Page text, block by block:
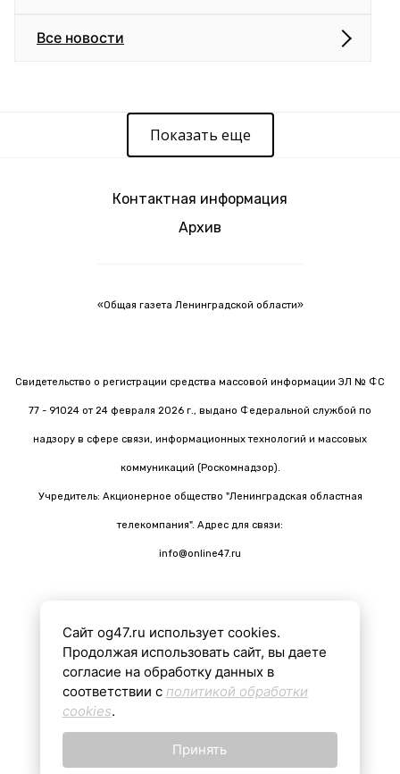
Все новости
Показать еще
Контактная информация
Архив
«Общая газета Ленинградской области»
Свидетельство о регистрации средства массовой информации ЭЛ № ФС
77 - 91024 от 24 февраля 2026 г., выдано Федеральной службой по
надзору в сфере связи, информационных технологий и массовых
коммуникаций (Роскомнадзор).
Учредитель: Акционерное общество "Ленинградская областная
телекомпания". Адрес для связи:
info@online47.ru
Все материалы на сайте подготовлены с помощью ИИ
16+
Сайт og47.ru использует cookies.
Продолжая использовать сайт, вы даете
согласие на обработку данных в
соответствии с политикой обработки
cookies.
Принять